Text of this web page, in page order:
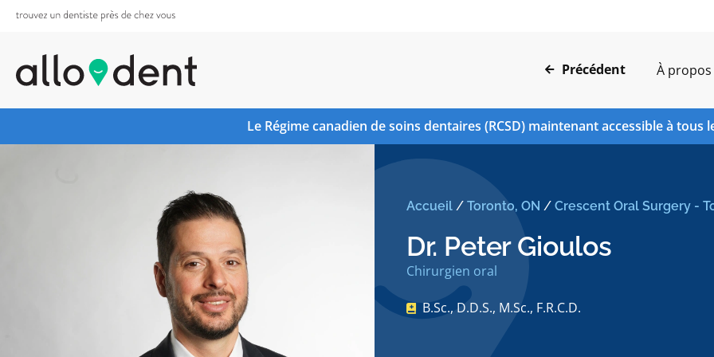
Précédent À propos
Le Régime canadien de soins dentaires (RCSD) maintenant accessible à tous
Accueil/ Toronto, ON / Crescent Oral Surgery -
Dr. Peter Gioulos
Chirurgien oral
B.Sc., D.D.S., M.Sc., F.R.C.D.